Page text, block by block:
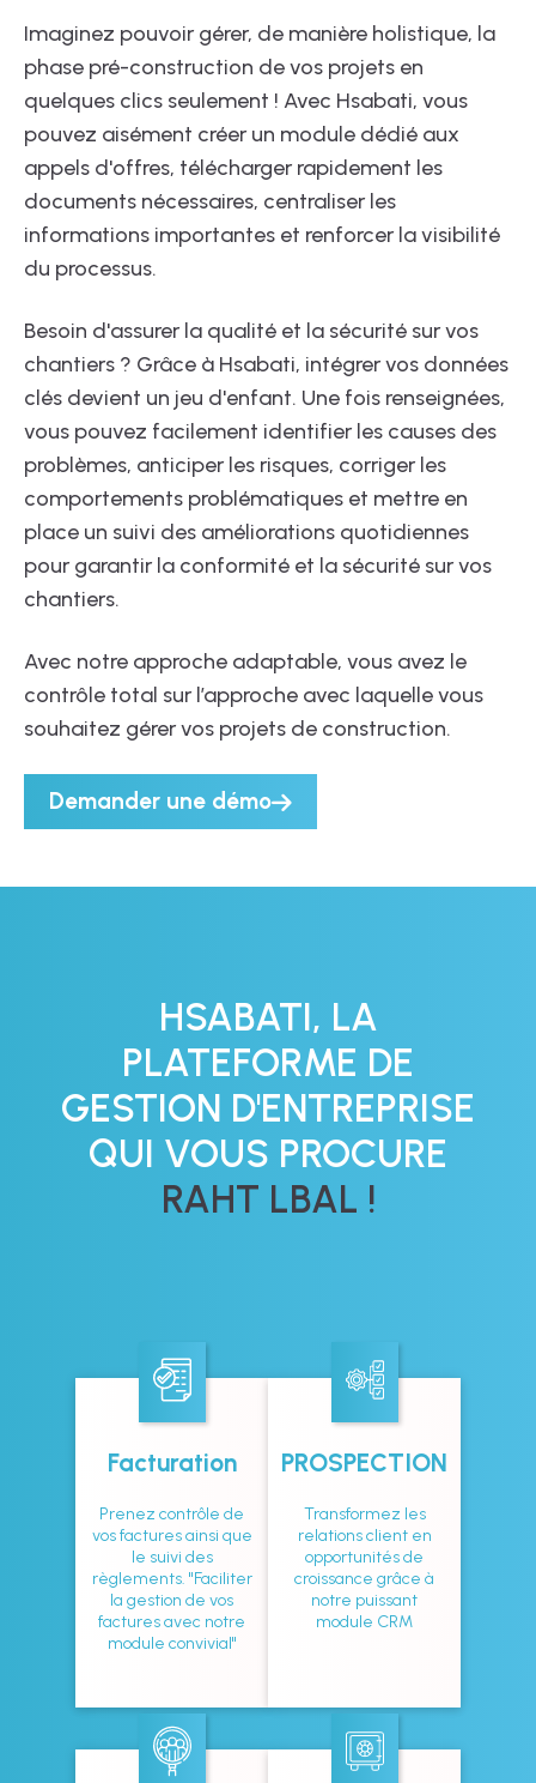
Imaginez pouvoir gérer, de manière holistique, la
phase pré-construction de vos projets en
quelques clics seulement ! Avec Hsabati, vous
pouvez aisément créer un module dédié aux
appels d'offres, télécharger rapidement les
documents nécessaires, centraliser les
informations importantes et renforcer la visibilité
du processus.
Besoin d'assurer la qualité et la sécurité sur vos
chantiers ? Grâce à Hsabati, intégrer vos données
clés devient un jeu d'enfant. Une fois renseignées,
vous pouvez facilement identifier les causes des
problèmes, anticiper les risques, corriger les
comportements problématiques et mettre en
place un suivi des améliorations quotidiennes
pour garantir la conformité et la sécurité sur vos
chantiers.
Avec notre approche adaptable, vous avez le
contrôle total sur l’approche avec laquelle vous
souhaitez gérer vos projets de construction.
Demander une démo
HSABATI, LA
PLATEFORME DE
GESTION D'ENTREPRISE
QUI VOUS PROCURE
RAHT LBAL !
Facturation
Prenez contrôle de
vos factures ainsi que
le suivi des
règlements. "Faciliter
la gestion de vos
factures avec notre
module convivial"
PROSPECTION
Transformez les
relations client en
opportunités de
croissance grâce à
notre puissant
module CRM